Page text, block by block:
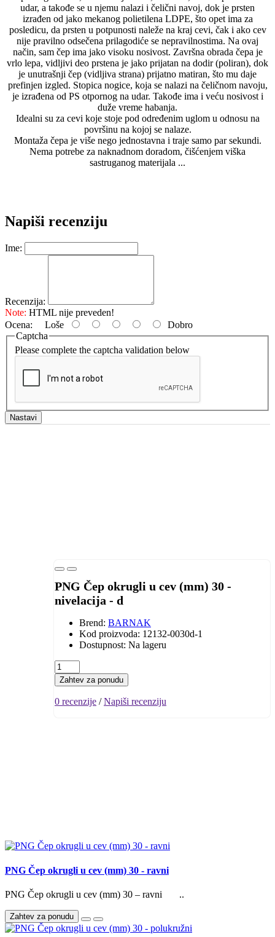
udar, a takođe se u njemu nalazi i čelični navoj, dok je prsten
izrađen od jako mekanog polietilena LDPE, što opet ima za
posledicu, da prsten u potpunosti naleže na kraj cevi, čak i ako cev
nije pravilno odsečena prilagodiće se nepravilnostima. Na ovaj
način, sam čep ima jako visoku nosivost. Završna obrada čepa je
vrlo lepa, vidljivi deo prstena je jako prijatan na dodir (poliran), dok
je unutrašnji čep (vidljiva strana) prijatno matiran, što mu daje
prefinjen izgled. Stopica nogice, koja se nalazi na čeličnom navoju,
je izrađena od PS otpornog na udar. Takođe ima i veću nosivost i
duže vreme habanja.
Idealni su za cevi koje stoje pod određenim uglom u odnosu na
površinu na kojoj se nalaze.
Montaža čepa je više nego jednostavna i traje samo par sekundi.
Nema potrebe za naknadnom doradom, čišćenjem viška
sastruganog materijala ...
Napiši recenziju
Ime:
Recenzija:
Note: HTML nije preveden!
Ocena: Loše
Dobro
Captcha
Please complete the captcha validation below
Nastavi
PNG Čep okrugli u cev (mm) 30 -
nivelacija - d
Brend: BARNAK
Kod proizvoda: 12132-0030d-1
Dostupnost: Na lageru
Zahtev za ponudu
0 recenzije /Napiši recenziju
PNG Čep okrugli u cev (mm) 30 - ravni
PNG Čep okrugli u cev (mm) 30 – ravni ..
Zahtev za ponudu